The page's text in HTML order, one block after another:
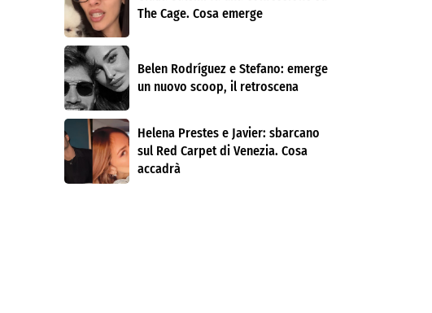
The Cage. Cosa emerge
Belen Rodríguez e Stefano: emerge
un nuovo scoop, il retroscena
Helena Prestes e Javier: sbarcano
sul Red Carpet di Venezia. Cosa
accadrà